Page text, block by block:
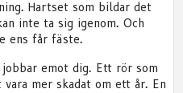
Hartset som bildar det
inte ta sig igenom. Och
ens får fäste.
emot dig. Ett rör som
mer skadat om ett år. En